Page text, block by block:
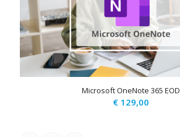
Microsoft OneNote 365 EOD
€129,00